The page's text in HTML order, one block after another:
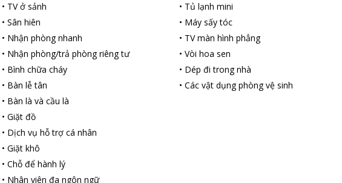
• TV ở sảnh
• Sân hiên
• Nhận phòng nhanh
• Nhận phòng/trả phòng riêng tư
• Bình chữa cháy
• Bàn lễ tân
• Bàn là và cầu là
• Giặt đồ
• Dịch vụ hỗ trợ cá nhân
• Giặt khô
• Chỗ để hành lý
• Nhân viên đa ngôn ngữ
• Tủ lạnh mini
• Máy sấy tóc
• TV màn hình phẳng
•Vòi hoa sen
• Dép đi trong nhà
•Các vật dụng phòng vệ sinh